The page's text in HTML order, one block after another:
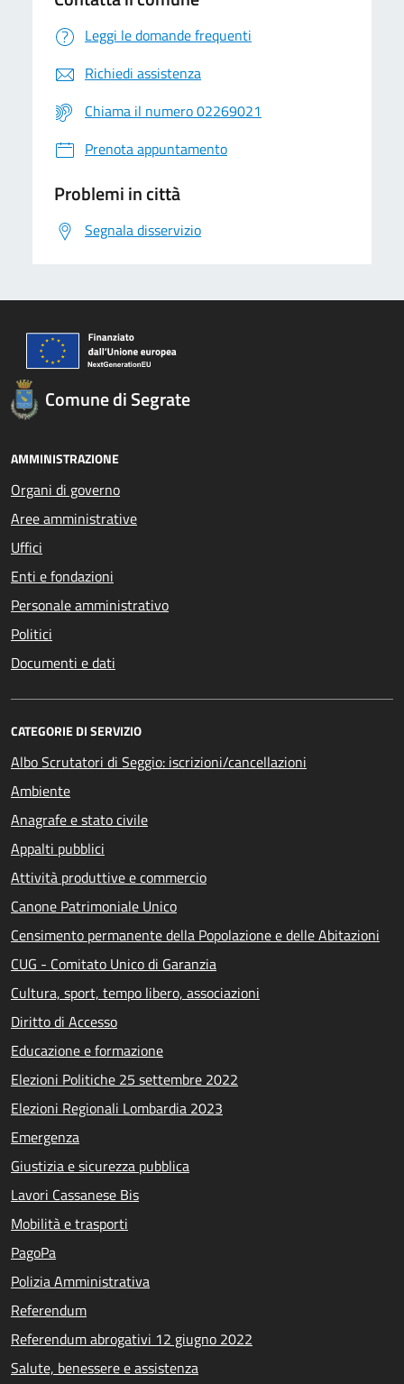
Leggi le domande frequenti
Richiedi assistenza
Chiama il numero 02269021
Prenota appuntamento
Problemi in città
Segnala disservizio
Comune di Segrate
AMMINISTRAZIONE
Organi di governo
Aree amministrative
Uffici
Enti e fondazioni
Personale amministrativo
Politici
Documenti e dati
CATEGORIE DI SERVIZIO
Albo Scrutatori di Seggio: iscrizioni/cancellazioni
Ambiente
Anagrafe e stato civile
Appalti pubblici
Attività produttive e commercio
Canone Patrimoniale Unico
Censimento permanente della Popolazione e delle Abitazioni
CUG - Comitato Unico di Garanzia
Cultura, sport, tempo libero, associazioni
Diritto di Accesso
Educazione e formazione
Elezioni Politiche 25 settembre 2022
Elezioni Regionali Lombardia 2023
Emergenza
Giustizia e sicurezza pubblica
Lavori Cassanese Bis
Mobilità e trasporti
PagoPa
Polizia Amministrativa
Referendum
Referendum abrogativi 12 giugno 2022
Salute, benessere e assistenza